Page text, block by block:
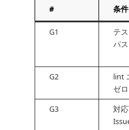
# 条件
G1
テ
パス
G2
lint
ゼロ
G3
対